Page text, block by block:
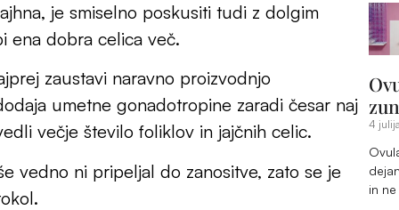
je smiselno poskusiti tudi z dolgim
ena dobra celica več.
zaustavi naravno proizvodnjo
umetne gonadotropine zaradi česar naj
večje število foliklov in jajčnih celic.
vedno ni pripeljal do zanositve, zato se je
4
in